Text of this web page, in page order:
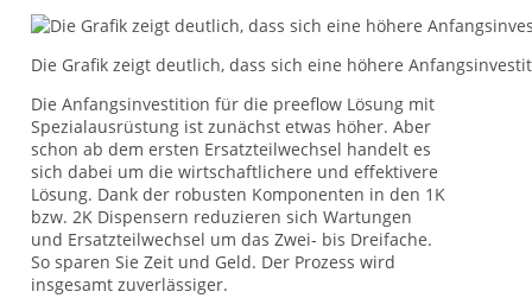
Die Grafik zeigt deutlich, dass sich eine höhere
Die Anfangsinvestition für die preeflow Lösung mit
Spezialausrüstung ist zunächst etwas höher. Aber
schon ab dem ersten Ersatzteilwechsel handelt es
sich dabei um die wirtschaftlichere und effektivere
Lösung. Dank der robusten Komponenten in den 1K
bzw. 2K Dispensern reduzieren sich Wartungen
und Ersatzteilwechsel um das Zwei- bis Dreifache.
So sparen Sie Zeit und Geld. Der Prozess wird
insgesamt zuverlässiger.